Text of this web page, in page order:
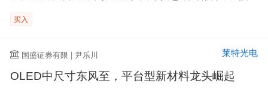
买入
国盛证券有限 | 尹乐川 莱特光电
OLED中尺寸东风至，平台型新材料龙头崛起